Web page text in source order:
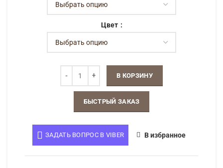
Цвет
В КОРЗИНУ
БЫСТРЫЙ ЗАКАЗ
ЗАДАТЬ ВОПРОС В VIBER В избранное